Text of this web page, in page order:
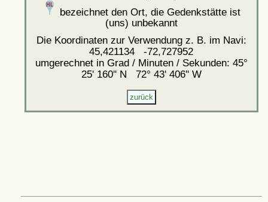
bezeichnet den Ort, die Gedenkstätte ist
(uns) unbekannt
Die Koordinaten zur Verwendung z. B. im Navi:
45,421134 -72,727952
umgerechnet in Grad / Minuten / Sekunden: 45°
25' 160'' N 72° 43' 406'' W